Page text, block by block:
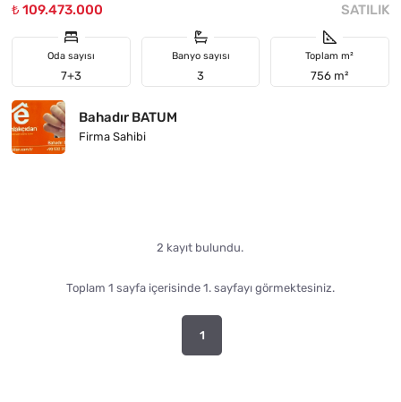
₺ 109.473.000
SATILIK
Oda sayısı
7+3
Banyo sayısı
3
Toplam m²
756 m²
Bahadır BATUM
Firma Sahibi
2 kayıt bulundu.
Toplam 1 sayfa içerisinde 1. sayfayı görmektesiniz.
1